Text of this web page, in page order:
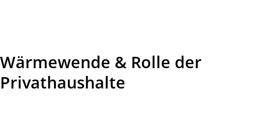
Wärmewende & Rolle der
Privathaushalte